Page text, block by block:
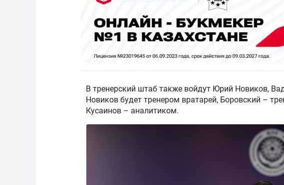
В тренерский штаб также войдут Юрий Новиков,
Новиков будет тренером вратарей, Боровский –
Кусаинов – аналитиком.